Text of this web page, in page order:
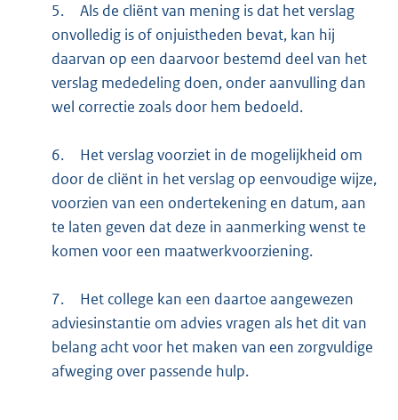
5.
Als de cliënt van mening is dat het verslag
onvolledig is of onjuistheden bevat, kan hij
daarvan op een daarvoor bestemd deel van het
verslag mededeling doen, onder aanvulling dan
wel correctie zoals door hem bedoeld.
6.
Het verslag voorziet in de mogelijkheid om
door de cliënt in het verslag op eenvoudige wijze,
voorzien van een ondertekening en datum, aan
te laten geven dat deze in aanmerking wenst te
komen voor een maatwerkvoorziening.
7.
Het college kan een daartoe aangewezen
adviesinstantie om advies vragen als het dit van
belang acht voor het maken van een zorgvuldige
afweging over passende hulp.